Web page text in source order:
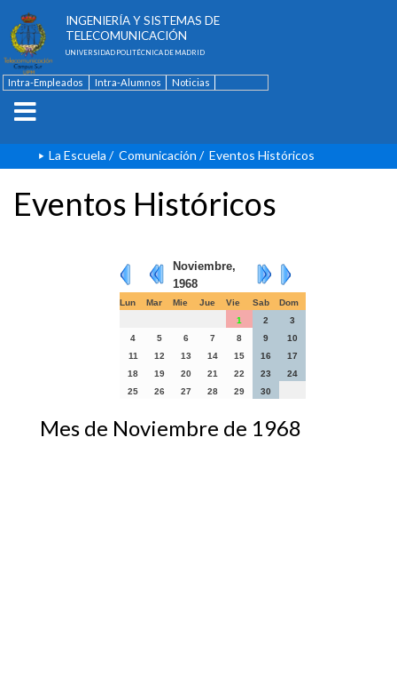
INGENIERÍA Y SISTEMAS DE
TELECOMUNICACIÓN
UNIVERSIDAD POLITÉCNICA DE MADRID
Intra-Empleados Intra-Alumnos
Noticias
La Escuela / Comunicación / Eventos Históricos
Eventos Históricos
Noviembre,
1968
Lun Mar Mie Jue Vie Sab
Dom
1
2
3
4
5 6 7 8 9
10
11
12 13 14 15 16
17
18
19 20 21 22 23
24
25
26 27 28 29 30
Mes de Noviembre de 1968